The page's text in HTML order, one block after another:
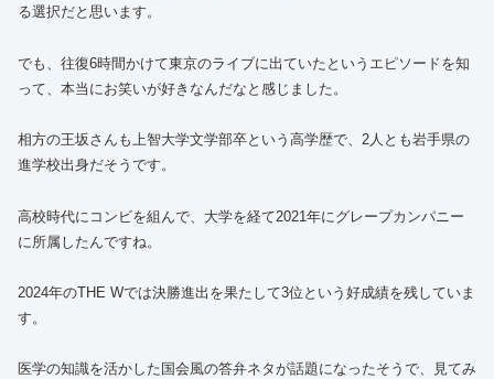
る選択だと思います。
でも、往復6時間かけて東京のライブに出ていたというエピソードを知
って、本当にお笑いが好きなんだなと感じました。
相方の王坂さんも上智大学文学部卒という高学歴で、2人とも岩手県の
進学校出身だそうです。
高校時代にコンビを組んで、大学を経て2021年にグレープカンパニー
に所属したんですね。
2024年のTHE Wでは決勝進出を果たして3位という好成績を残していま
す。
医学の知識を活かした国会風の答弁ネタが話題になったそうで、見てみ